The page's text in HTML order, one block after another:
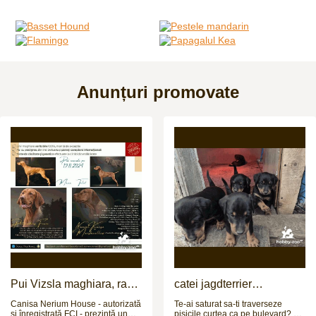
Anunțuri promovate
Pui Vizsla maghiara, rasa
Canisa Nerium House - autorizată
catei jagdterrier
Te-ai saturat sa-ti traverseze